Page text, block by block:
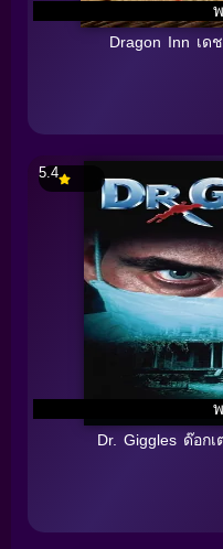
Dragon Inn เด
5.4
Dr. Giggles ด๊อก